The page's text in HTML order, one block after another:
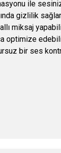
ile
gizlilik
miksaj
optimize
bir ses